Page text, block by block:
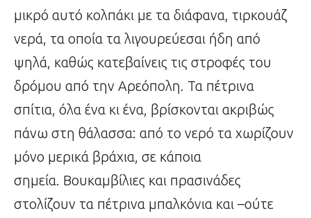
μικρό αυτό κολπάκι με τα διάφανα, τιρκουάζ
νερά, τα οποία τα λιγουρεύεσαι ήδη από
ψηλά, καθώς κατεβαίνεις τις στροφές του
δρόμου από την Αρεόπολη. Τα πέτρινα
σπίτια, όλα ένα κι ένα, βρίσκονται ακριβώς
πάνω στη θάλασσα: από το νερό τα χωρίζουν
μόνο μερικά βράχια, σε κάποια
σημεία. Βουκαμβίλιες και πρασινάδες
στολίζουν τα πέτρινα μπαλκόνια και –ούτε